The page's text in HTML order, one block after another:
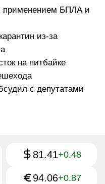
применением БПЛА и
из-за
на питбайке
с депутатами
81.41+0.48
94.06+0.87